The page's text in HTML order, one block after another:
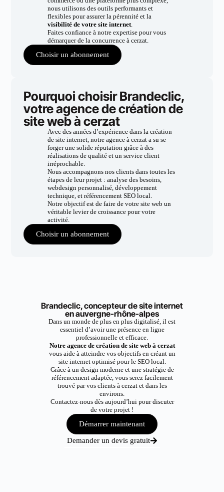
nous utilisons des outils performants et
flexibles pour assurer la pérennité et la
visibilité de votre site internet.
Faites confiance à notre expertise pour vous
démarquer de la concurrence à cerzat.
Choisir un abonnement
Pourquoi choisir Brandeclic,
votre agence de création de
site web à cerzat
Avec des années d’expérience dans la création
de site internet, notre agence à cerzat a su se
forger une solide réputation grâce à des
réalisations de qualité et un service client
irréprochable.
Nous accompagnons nos clients dans toutes les
étapes de leur projet : analyse des besoins,
webdesign personnalisé, développement
technique, et référencement SEO local.
Notre objectif est de faire de votre site web un
véritable levier de croissance pour votre
activité.
Choisir un abonnement
Brandeclic, concepteur de site internet
en auvergne-rhône-alpes
Dans un monde de plus en plus digitalisé, il est
essentiel d’avoir une présence en ligne
professionnelle et efficace.
Notre agence de création de site web à cerzat
vous aide à atteindre vos objectifs en créant un
site internet optimisé pour le SEO local.
Grâce à un design moderne et une stratégie de
référencement adaptée, vous serez facilement
trouvé par vos clients à cerzat et dans les
environs.
Contactez-nous dès aujourd’hui pour discuter
de votre projet !
Démarrer maintenant
Demander un devis gratuit